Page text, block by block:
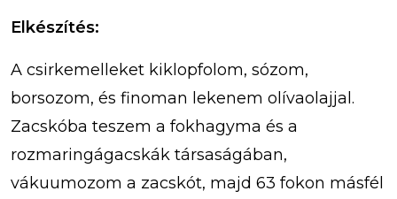
Elkészítés:
A csirkemelleket kiklopfolom, sózom,
borsozom, és finoman lekenem olívaolajjal.
Zacskóba teszem a fokhagyma és a
rozmaringágacskák társaságában,
vákuumozom a zacskót, majd 63 fokon másfél